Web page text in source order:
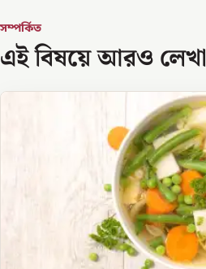
সম্পর্কিত
এই বিষয়ে আরও লেখা